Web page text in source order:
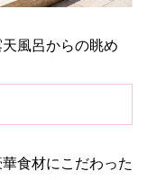
風呂からの眺め
食材にこだわった